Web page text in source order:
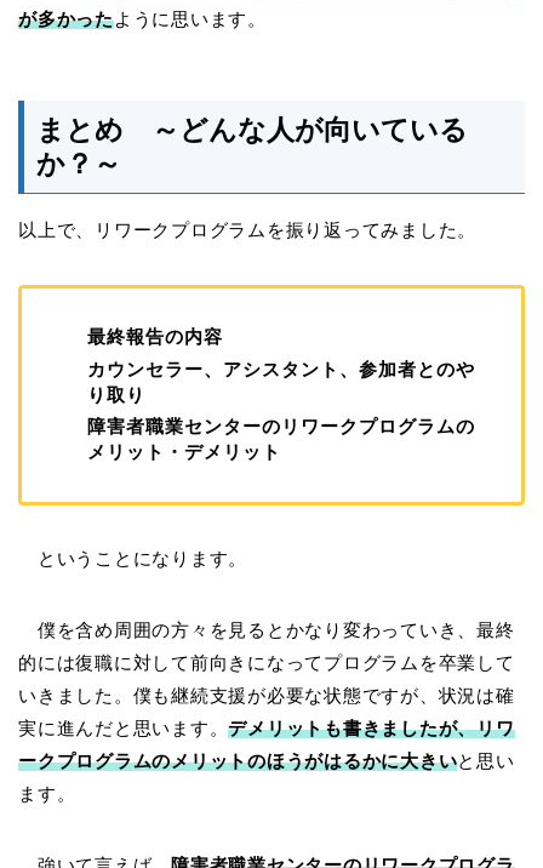
が多かったように思います。
まとめ ～どんな人が向いている
か？～
以上で、リワークプログラムを振り返ってみました。
最終報告の内容
カウンセラー、アシスタント、参加者とのや
り取り
障害者職業センターのリワークプログラムの
メリット・デメリット
ということになります。
僕を含め周囲の方々を見るとかなり変わっていき、最終
的には復職に対して前向きになってプログラムを卒業して
いきました。僕も継続支援が必要な状態ですが、状況は確
実に進んだと思います。デメリットも書きましたが、リワ
ークプログラムのメリットのほうがはるかに大きいと思い
ます。